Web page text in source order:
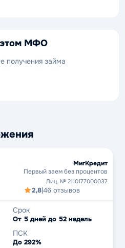
этом МФО
получения займа
МигКредит
Первый заем без процентов
Лиц. № 2110177000037
2,8|46 отзывов
Срок
От 5 дней до 52 недель
ПСК
До 292%